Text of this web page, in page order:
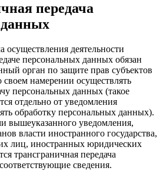
передача
осуществления деятельности
персональных данных обязан
орган по защите прав субъектов
намерении осуществлять
персональных данных (такое
отдельно от уведомления
обработку персональных данных).
вышеуказанного уведомления,
власти иностранного государства,
лиц, иностранных юридических
трансграничная передача
сведения.